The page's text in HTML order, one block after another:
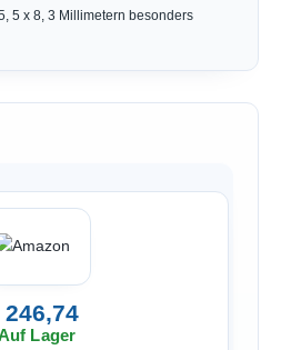
5 x 8, 3 Millimetern besonders
246,74
Lager